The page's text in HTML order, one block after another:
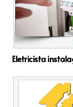
Eletricista